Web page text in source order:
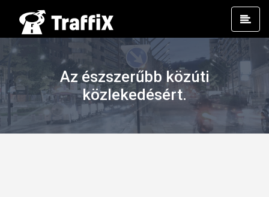
Az észszerűbb közúti
közlekedésért.